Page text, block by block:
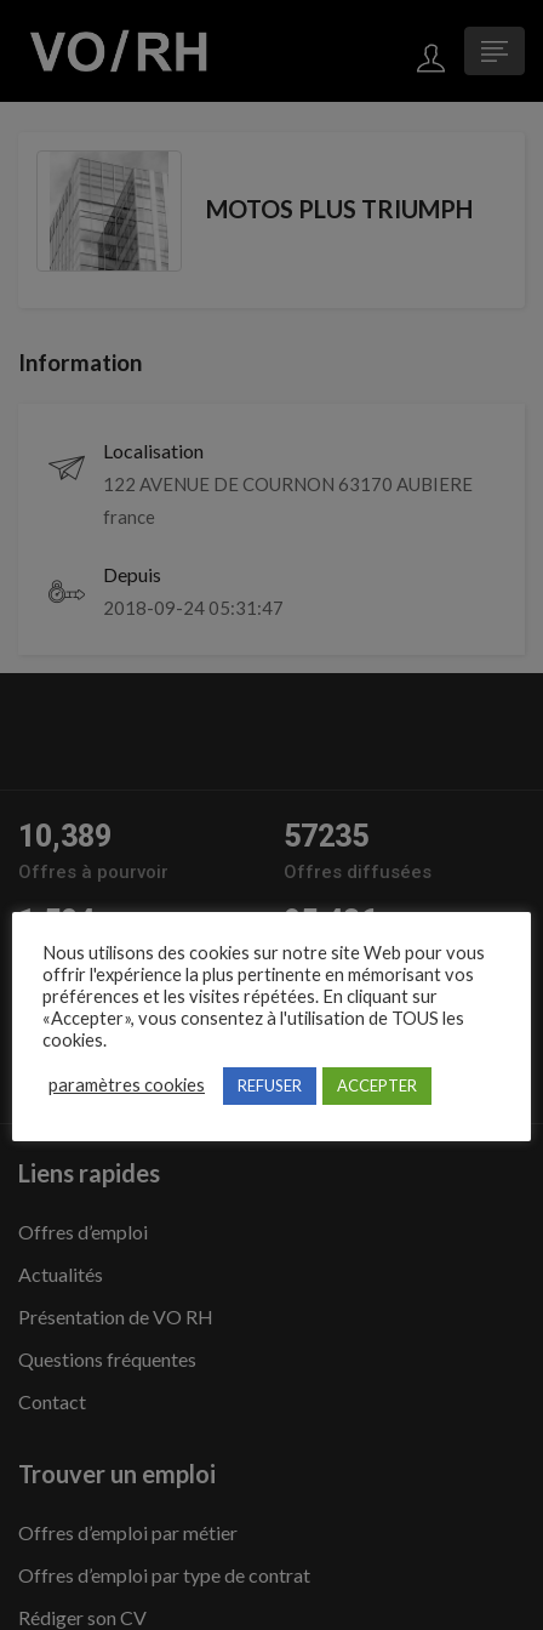
MOTOS PLUS TRIUMPH
Information
Localisation
122 AVENUE DE COURNON 63170 AUBIERE
france
Depuis
2018-09-24 05:31:47
10,389
Offres à pourvoir
57235
Offres diffusées
1,504
Entreprises
95,486
Candidats
Nous suivre
Liens rapides
Offres d’emploi
Actualités
Présentation de VO RH
Questions fréquentes
Contact
Trouver un emploi
Offres d’emploi par métier
Offres d’emploi par type de contrat
Rédiger son CV
Nous utilisons des cookies sur notre site Web pour vous
offrir l'expérience la plus pertinente en mémorisant vos
préférences et les visites répétées. En cliquant sur
«Accepter», vous consentez à l'utilisation de TOUS les
cookies.
paramètres cookies REFUSER ACCEPTER